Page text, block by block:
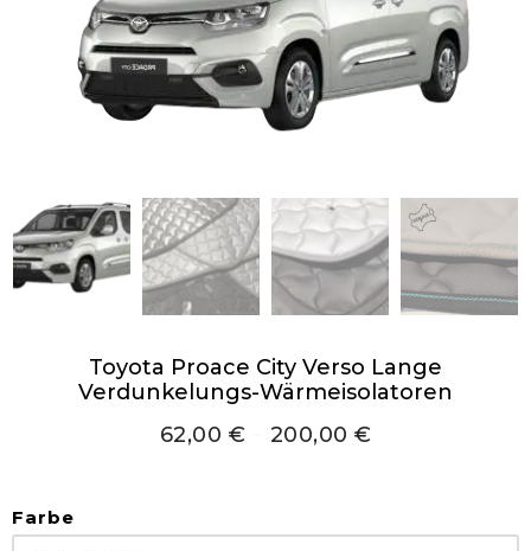
Toyota Proace City Verso Lange
Verdunkelungs-Wärmeisolatoren
62,00 € 200,00 €
Farbe